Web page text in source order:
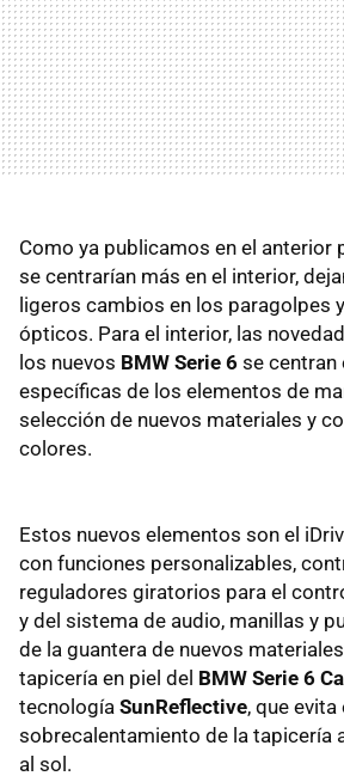
Como ya publicamos en el anterior
se centrarían más en el interior,
ligeros cambios en los paragolpes
ópticos. Para el interior, las
los nuevos BMW Serie 6 se centran
específicas de los elementos de
selección de nuevos materiales y
colores.
Estos nuevos elementos son el
con funciones personalizables,
reguladores giratorios para el
y del sistema de audio, manillas y
de la guantera de nuevos
tapicería en piel del BMW Serie 6
tecnología SunReflective, que evita
sobrecalentamiento de la tapicería
al sol.